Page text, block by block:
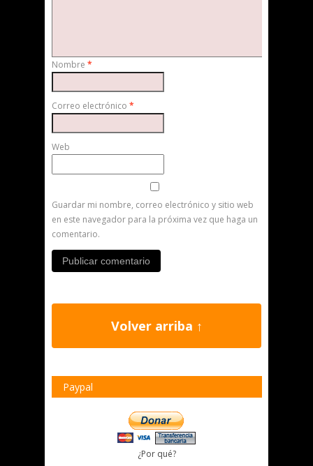
Nombre *
Correo electrónico *
Web
Guardar mi nombre, correo electrónico y sitio web
en este navegador para la próxima vez que haga un
comentario.
Volver arriba ↑
Paypal
¿Por qué?